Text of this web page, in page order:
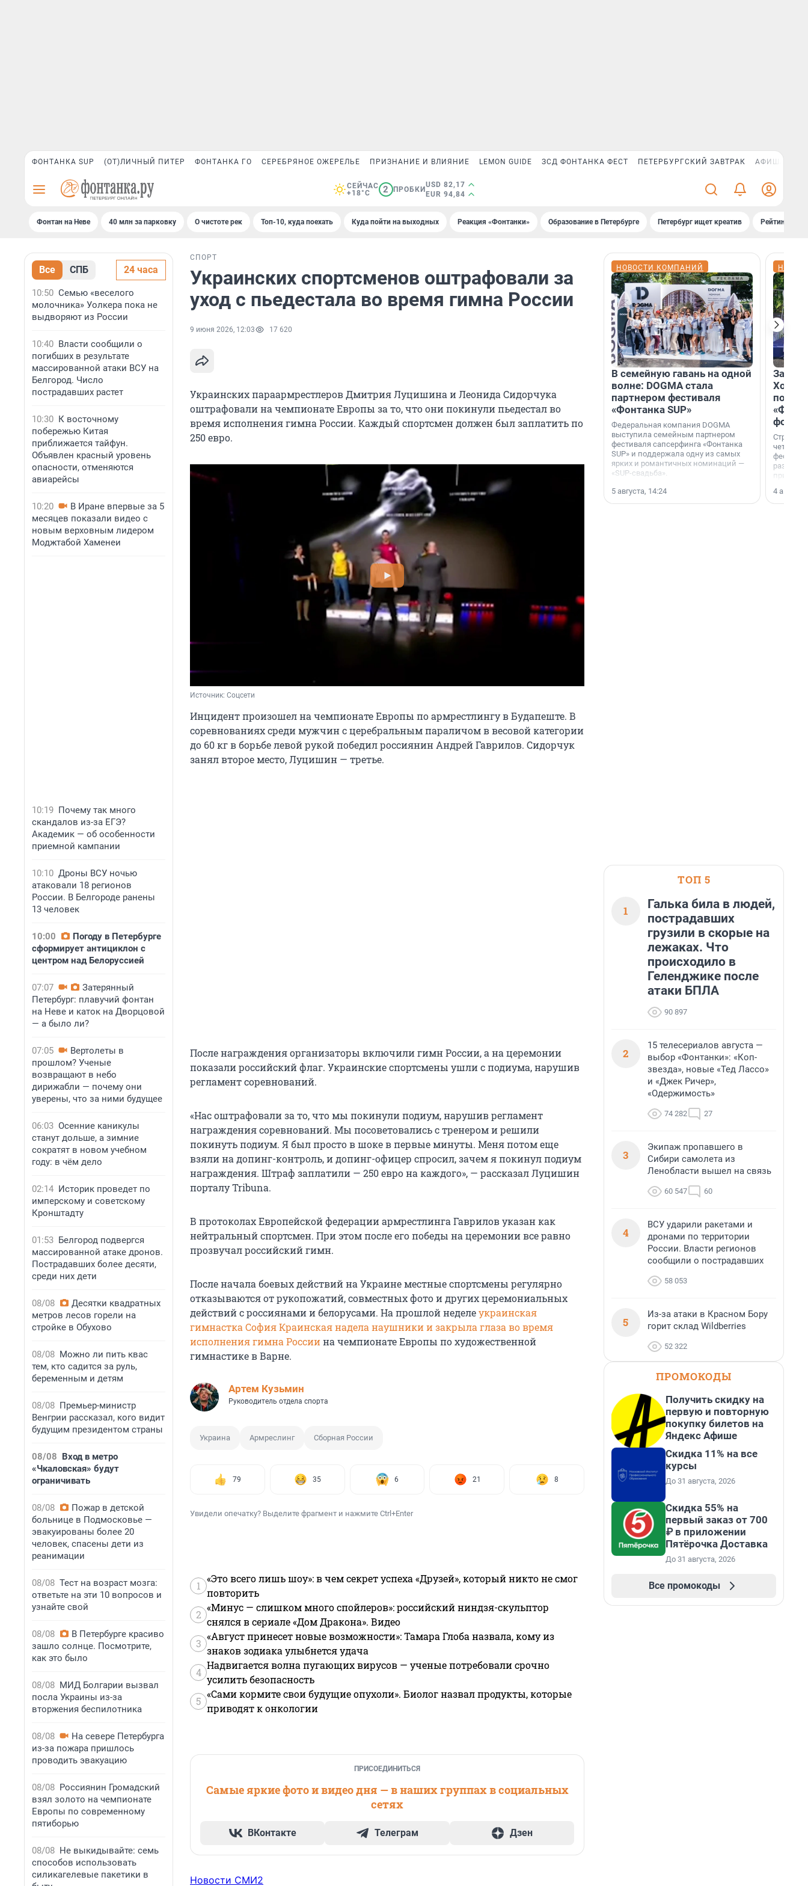
ФОНТАНКА SUP (ОТ)ЛИЧНЫЙ ПИТЕР ФОНТАНКА ГО СЕРЕБРЯНОЕ ОЖЕРЕЛЬЕ ПРИЗНАНИЕ И ВЛИЯНИЕ LEMON GUIDE ЗСД ФОНТАНКА ФЕСТ ПЕТЕРБУРГСКИЙ ЗАВТРАК АФИША PLUS
СЕЙЧАС
+18°C
2 ПРОБКИ
USD 82,17
EUR 94,84
Фонтан на Неве 40 млн за парковку О чистоте рек Топ-10, куда поехать Куда пойти на выходных Реакция «Фонтанки» Образование в Петербурге Петербург ищет креатив Рейтинги
Все СПБ 24 часа
10:50 Семью «веселого
молочника» Уолкера пока не
выдворяют из России
10:40 Власти сообщили о
погибших в результате
массированной атаки ВСУ на
Белгород. Число
пострадавших растет
10:30 К восточному
побережью Китая
приближается тайфун.
Объявлен красный уровень
опасности, отменяются
авиарейсы
10:20
В Иране впервые за 5
месяцев показали видео с
новым верховным лидером
Моджтабой Хаменеи
10:19 Почему так много
скандалов из-за ЕГЭ?
Академик — об особенности
приемной кампании
10:10 Дроны ВСУ ночью
атаковали 18 регионов
России. В Белгороде ранены
13 человек
10:00
Погоду в Петербурге
сформирует антициклон с
центром над Белоруссией
07:07
Затерянный
Петербург: плавучий фонтан
на Неве и каток на Дворцовой
— а было ли?
07:05
Вертолеты в
прошлом? Ученые
возвращают в небо
дирижабли — почему они
уверены, что за ними будущее
06:03 Осенние каникулы
станут дольше, а зимние
сократят в новом учебном
году: в чём дело
02:14 Историк проведет по
имперскому и советскому
Кронштадту
01:53 Белгород подвергся
массированной атаке дронов.
Пострадавших более десяти,
среди них дети
08/08
Десятки квадратных
метров лесов горели на
стройке в Обухово
08/08 Можно ли пить квас
тем, кто садится за руль,
беременным и детям
08/08 Премьер-министр
Венгрии рассказал, кого видит
будущим президентом страны
08/08 Вход в метро
«Чкаловская» будут
ограничивать
08/08
Пожар в детской
больнице в Подмосковье —
эвакуированы более 20
человек, спасены дети из
реанимации
08/08 Тест на возраст мозга:
ответьте на эти 10 вопросов и
узнайте свой
08/08
В Петербурге красиво
зашло солнце. Посмотрите,
как это было
08/08 МИД Болгарии вызвал
посла Украины из-за
вторжения беспилотника
08/08
На севере Петербурга
из-за пожара пришлось
проводить эвакуацию
08/08 Россиянин Громадский
взял золото на чемпионате
Европы по современному
пятиборью
08/08 Не выкидывайте: семь
способов использовать
силикагелевые пакетики в
СПОРТ
Украинских спортсменов оштрафовали за
уход с пьедестала во время гимна России
9 июня 2026, 12:03 17 620
Украинских параармрестлеров Дмитрия Луцишина и Леонида Сидорчука
оштрафовали на чемпионате Европы за то, что они покинули пьедестал во
время исполнения гимна России. Каждый спортсмен должен был заплатить по
250 евро.
Источник: Соцсети
Инцидент произошел на чемпионате Европы по армрестлингу в Будапеште. В
соревнованиях среди мужчин с церебральным параличом в весовой категории
до 60 кгв борьбе левой рукой победил россиянин Андрей Гаврилов. Сидорчук
занял второе место, Луцишин — третье.
После награждения организаторы включили гимн России, а на церемонии
показали российский флаг. Украинские спортсмены ушли с подиума, нарушив
регламент соревнований.
«Нас оштрафовали за то, что мы покинули подиум, нарушив регламент
награждения соревнований. Мы посоветовались с тренером и решили
покинуть подиум. Я был просто в шоке в первые минуты. Меня потом еще
взяли на допинг-контроль, и допинг-офицер спросил, зачем я покинул подиум
награждения. Штраф заплатили — 250 евро на каждого», — рассказал Луцишин
порталу Tribuna.
В протоколах Европейской федерации армрестлинга Гаврилов указан как
нейтральный спортсмен. При этом после его победы на церемонии все равно
прозвучал российский гимн.
После начала боевых действий на Украине местные спортсмены регулярно
отказываются от рукопожатий, совместных фото и других церемониальных
действий с россиянами и белорусами. На прошлой неделеукраинская
гимнастка София Краинская надела наушники и закрыла глаза во время
исполнения гимна Россиина чемпионате Европы по художественной
гимнастике в Варне.
Артем Кузьмин
Руководитель отдела спорта
Украина Армреслинг Сборная России
79 35 6 21 8
Увидели опечатку? Выделите фрагмент и нажмите Ctrl+Enter
1
«Это всего лишь шоу»: в чем секрет успеха «Друзей», который никто не смог
повторить
2
«Минус — слишком много спойлеров»: российский ниндзя-скульптор
снялся в сериале «Дом Дракона». Видео
3
«Август принесет новые возможности»: Тамара Глоба назвала, кому из
знаков зодиака улыбнется удача
4
Надвигается волна пугающих вирусов — ученые потребовали срочно
усилить безопасность
5
«Сами кормите свои будущие опухоли». Биолог назвал продукты, которые
приводят к онкологии
ПРИСОЕДИНИТЬСЯ
Самые яркие фото и видео дня — в наших группах в социальных
сетях
ВКонтакте Телеграм Дзен
Новости СМИ2
НОВОСТИ КОМПАНИЙ
В семейную гавань на одной
волне: DOGMA стала
партнером фестиваля
«Фонтанка SUP»
Федеральная компания DOGMA
выступила семейным партнером
фестиваля сапсерфинга «Фонтанка
SUP» и поддержала одну из самых
ярких и романтичных номинаций —
«SUP-свадьба».
5 августа, 14:24
раз
4
ТОП 5
1
Галька била в людей,
пострадавших
грузили в скорые на
лежаках. Что
происходило в
Геленджике после
атаки БПЛА
90 897
2
15 телесериалов августа —
выбор «Фонтанки»: «Коп-
звезда», новые «Тед Лассо»
и «Джек Ричер»,
«Одержимость»
74 282 27
3
Экипаж пропавшего в
Сибири самолета из
Ленобласти вышел на связь
60 547 60
4
ВСУ ударили ракетами и
дронами по территории
России. Власти регионов
сообщили о пострадавших
58 053
5
Из-за атаки в Красном Бору
горит склад Wildberries
52 322
ПРОМОКОДЫ
Получить скидку на
первую и повторную
покупку билетов на
Яндекс Афише
Скидка 11% на все
курсы
До 31 августа, 2026
Скидка 55% на
первый заказ от 700
₽ в приложении
Пятёрочка Доставка
До 31 августа, 2026
Все промокоды